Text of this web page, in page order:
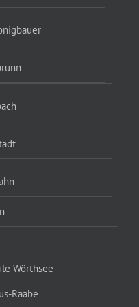
Wörthsee
Raabe